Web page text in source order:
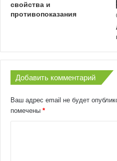
свойства и
противопоказания
Добавить комментарий
Ваш адрес email не будет
помечены *